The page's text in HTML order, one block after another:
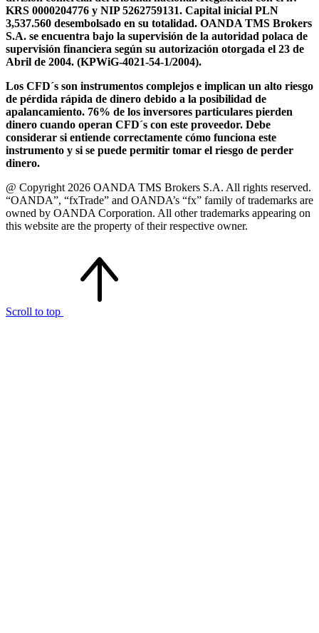
KRS 0000204776 y NIP 5262759131. Capital inicial PLN
3,537.560 desembolsado en su totalidad. OANDA TMS Brokers
S.A. se encuentra bajo la supervisión de la autoridad polaca de
supervisión financiera según su autorización otorgada el 23 de
Abril de 2004. (KPWiG-4021-54-1/2004).
Los CFD´s son instrumentos complejos e implican un alto riesgo
de pérdida rápida de dinero debido a la posibilidad de
apalancamiento. 76% de los inversores particulares pierden
dinero cuando operan CFD´s con este proveedor. Debe
considerar si entiende correctamente cómo funciona este
instrumento y si se puede permitir tomar el riesgo de perder
dinero.
@ Copyright 2026 OANDA TMS Brokers S.A. All rights reserved.
“OANDA”, “fxTrade” and OANDA’s “fx” family of trademarks are
owned by OANDA Corporation. All other trademarks appearing on
this website are the property of their respective owner.
Scroll to top